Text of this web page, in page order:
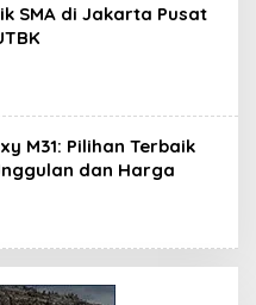
SMA di Jakarta Pusat
M31: Pilihan Terbaik
dan Harga